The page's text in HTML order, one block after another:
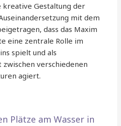
kreative Gestaltung der
mit dem
dass das Maxim
eine zentrale Rolle im
spielt und als
verschiedenen
agiert.
Plätze am Wasser in